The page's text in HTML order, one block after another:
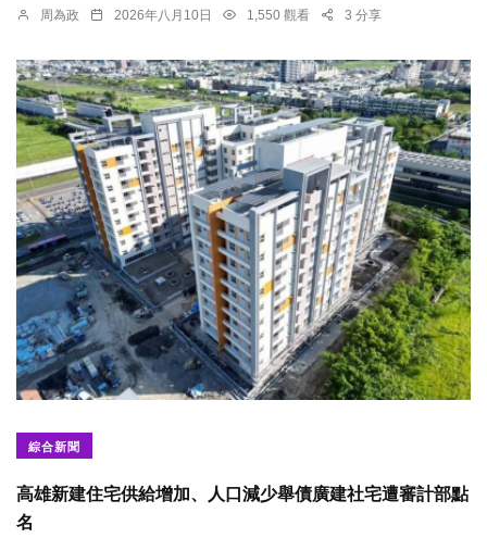
周為政 2026年八月10日 1,550 觀看 3 分享
綜合新聞
高雄新建住宅供給增加、人口減少舉債廣建社宅遭審計部點
名